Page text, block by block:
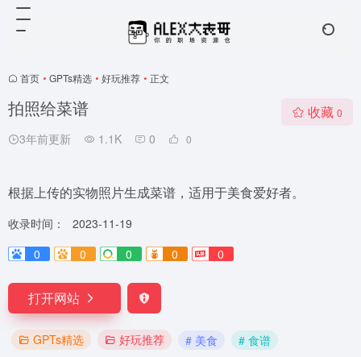
首页 • GPTs精选 • 好玩推荐 • 正文
拍照给菜谱
3年前更新 1.1K 0 0
收藏 0
根据上传的实物照片生成菜谱，适用于美食爱好者。
收录时间：
2023-11-19
0
0 0 0 0
打开网站
GPTs精选 好玩推荐 # 美食 # 食谱